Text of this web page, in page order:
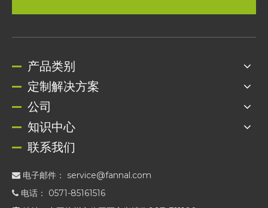
产品类别
定制解决方案
公司
知识中心
联系我们
 电子邮件： service@fannal.com
 电话： 0571-85161516